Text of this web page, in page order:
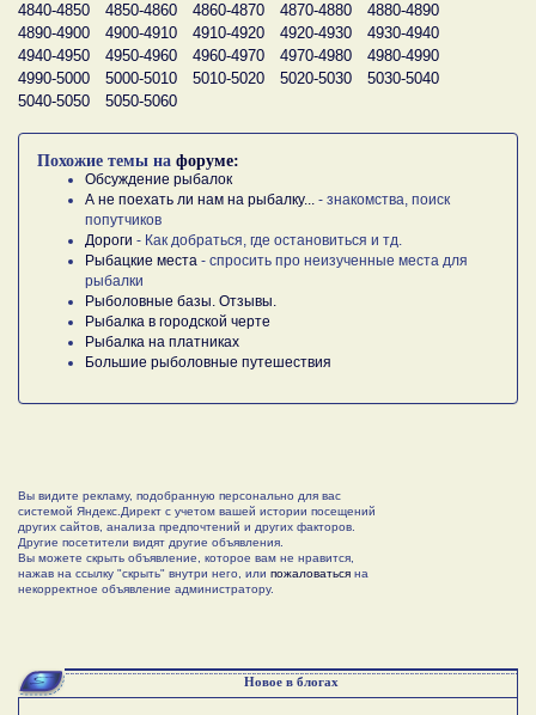
4840-4850
4850-4860 4860-4870 4870-4880
4880-4890
4890-4900
4900-4910 4910-4920 4920-4930
4930-4940
4940-4950
4950-4960 4960-4970 4970-4980
4980-4990
4990-5000
5000-5010 5010-5020 5020-5030
5030-5040
5040-5050
5050-5060
Похожие темы на форуме:
Обсуждение рыбалок
А не поехать ли нам на рыбалку... - знакомства, поиск
попутчиков
Дороги - Как добраться, где остановиться и тд.
Рыбацкие места - спросить про неизученные места для
рыбалки
Рыболовные базы. Отзывы.
Рыбалка в городской черте
Рыбалка на платниках
Большие рыболовные путешествия
Вы видите рекламу, подобранную персонально для вас
системой Яндекс.Директ с учетом вашей истории посещений
других сайтов, анализа предпочтений и других факторов.
Другие посетители видят другие объявления.
Вы можете скрыть объявление, которое вам не нравится,
нажав на ссылку "скрыть" внутри него, или пожаловаться на
некорректное объявление администратору.
Новое в блогах